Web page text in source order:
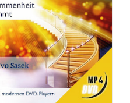
töten besser